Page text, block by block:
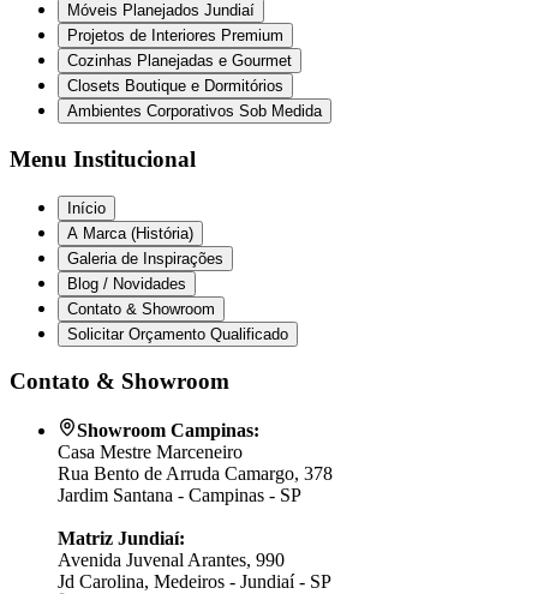
Móveis Planejados Jundiaí
Projetos de Interiores Premium
Cozinhas Planejadas e Gourmet
Closets Boutique e Dormitórios
Ambientes Corporativos Sob Medida
Menu Institucional
Início
A Marca (História)
Galeria de Inspirações
Blog / Novidades
Contato & Showroom
Solicitar Orçamento Qualificado
Contato & Showroom
Showroom Campinas:
Casa Mestre Marceneiro
Rua Bento de Arruda Camargo, 378
Jardim Santana - Campinas - SP
Matriz Jundiaí:
Avenida Juvenal Arantes, 990
Jd Carolina, Medeiros - Jundiaí - SP